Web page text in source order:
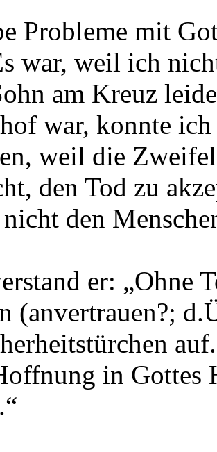
Probleme mit
war, weil ich
am Kreuz
war, konnte
weil die
den Tod zu
den
er: „Ohne
(anvertrauen?;
in Gottes